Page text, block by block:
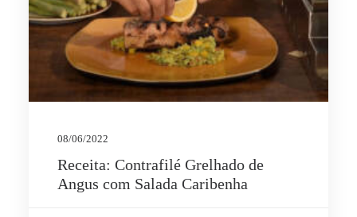
08/06/2022
Receita: Contrafilé Grelhado de
Angus com Salada Caribenha